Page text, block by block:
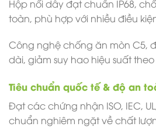
Hộp nối dây đạt chuẩn IP68,
toàn, phù hợp với nhiều điều
Công nghệ chống ăn mòn C5,
dài, giảm suy hao hiệu suất
Tiêu chuẩn quốc tế & độ an
Đạt các chứng nhận ISO, IEC,
chuẩn nghiêm ngặt về chất